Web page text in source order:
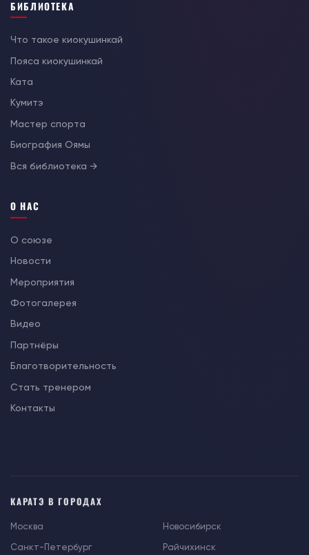
БИБЛИОТЕКА
Что такое киокушинкай
Пояса киокушинкай
Ката
Кумитэ
Мастер спорта
Биография Оямы
Вся библиотека →
О НАС
О союзе
Новости
Мероприятия
Фотогалерея
Видео
Партнёры
Благотворительность
Стать тренером
Контакты
КАРАТЭ В ГОРОДАХ
Москва
Санкт-Петербург
Новосибирск
Райчихинск